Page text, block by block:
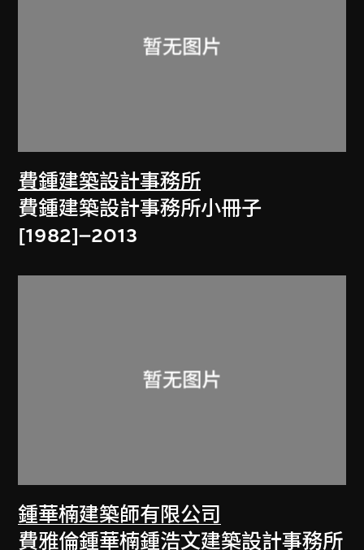
費鍾建築設計事務所
費鍾建築設計事務所小冊子
[1982]–2013
鍾華楠建築師有限公司
費雅倫鍾華楠鍾浩文建築設計事務所